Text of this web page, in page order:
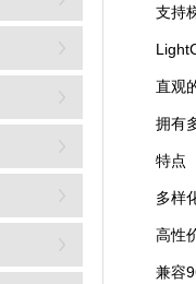
支持梯
直观的
拥有多
特点
多样化
高性价
兼容96